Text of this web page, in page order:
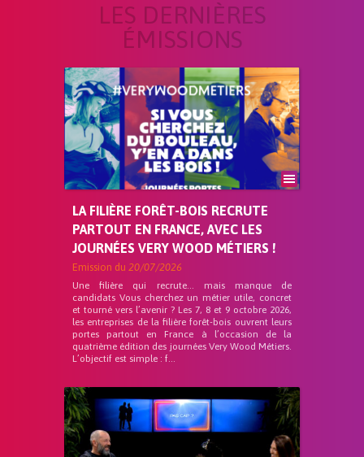
LES DERNIÈRES
ÉMISSIONS
LA FILIÈRE FORÊT-BOIS RECRUTE
PARTOUT EN FRANCE, AVEC LES
JOURNÉES VERY WOOD MÉTIERS !
Emission du 20/07/2026
Une filière qui recrute… mais manque de
candidats Vous cherchez un métier utile, concret
et tourné vers l’avenir ? Les 7, 8 et 9 octobre 2026,
les entreprises de la filière forêt-bois ouvrent leurs
portes partout en France à l’occasion de la
quatrième édition des journées Very Wood Métiers.
L’objectif est simple : f...